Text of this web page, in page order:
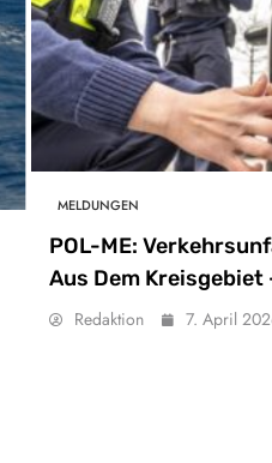
MELDUNGEN
POL-ME:
Aus Dem Kreisgebiet
Redaktion 7. April